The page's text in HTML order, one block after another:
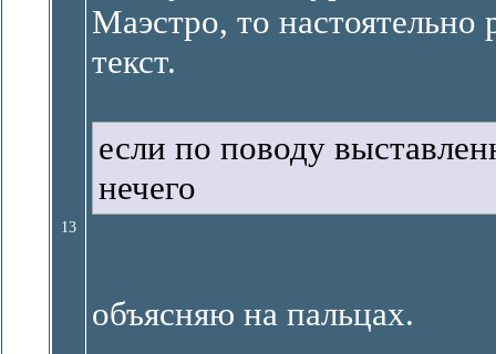
13
Маэстро, то
текст.
если по поводу
нечего
объясняю на пальцах.